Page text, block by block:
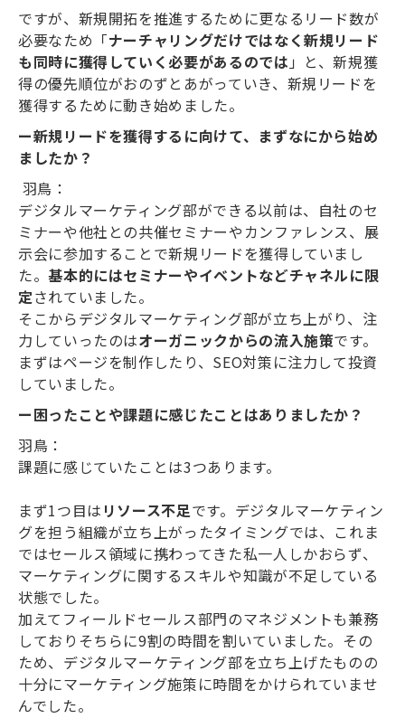
ですが、新規開拓を推進するために更なるリード数が
必要なため「ナーチャリングだけではなく新規リード
も同時に獲得していく必要があるのでは 」と、新規獲
得の優先順位がおのずとあがっていき、新規リードを
獲得するために動き始めました。
ー新規リードを獲得するに向けて、まずなにから始め
ましたか？
羽鳥：
デジタルマーケティング部ができる以前は、自社のセ
ミナーや他社との共催セミナーやカンファレンス、展
示会に参加することで新規リードを獲得していまし
た。基本的にはセミナーやイベントなどチャネルに限
定されていました。
そこからデジタルマーケティング部が立ち上がり、注
力していったのはオーガニックからの流入施策です。
まずはページを制作したり、SEO対策に注力して投資
していました。
ー困ったことや課題に感じたことはありましたか？
羽鳥：
課題に感じていたことは3つあります。
まず1つ目は リソース不足です。デジタルマーケティン
グを担う組織が立ち上がったタイミングでは、これま
ではセールス領域に携わってきた私一人しかおらず、
マーケティングに関するスキルや知識が不足している
状態でした。
加えてフィールドセールス部門のマネジメントも兼務
しておりそちらに9割の時間を割いていました。その
ため、デジタルマーケティング部を立ち上げたものの
十分にマーケティング施策に時間をかけられていませ
んでした。